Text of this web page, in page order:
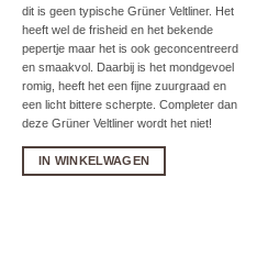
dit is geen typische Grüner Veltliner. Het
heeft wel de frisheid en het bekende
pepertje maar het is ook geconcentreerd
en smaakvol. Daarbij is het mondgevoel
romig, heeft het een fijne zuurgraad en
een licht bittere scherpte. Completer dan
deze Grüner Veltliner wordt het niet!
IN WINKELWAGEN